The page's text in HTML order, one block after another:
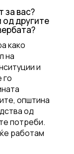
за вас?
другите
како
на
и
го
општина
од
потреби.
работам